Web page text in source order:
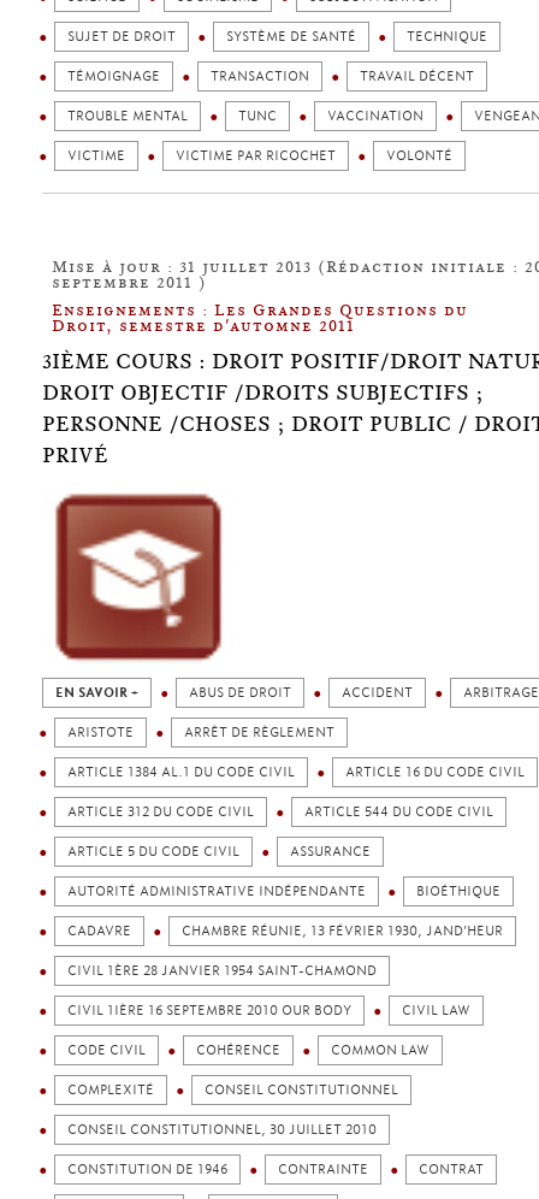
SUJET DE DROIT SYSTÈME DE SANTÉ TECHNIQUE
TÉMOIGNAGE TRANSACTION TRAVAIL DÉCENT
TROUBLE MENTAL TUNC VACCINATION
VICTIME VICTIME PAR RICOCHET VOLONTÉ
Mise à jour : 31 juillet 2013 (Rédaction initiale :
septembre 2011 )
Enseignements : Les Grandes Questions du
Droit, semestre d'automne 2011
3IÈME COURS : DROIT POSITIF/DROIT
DROIT OBJECTIF /DROITS SUBJECTIFS ;
PERSONNE /CHOSES ; DROIT PUBLIC /
PRIVÉ
EN SAVOIR + ABUS DE DROIT ACCIDENT ARBITRAGE
ARISTOTE ARRÊT DE RÈGLEMENT
ARTICLE 1384 AL.1 DU CODE CIVIL ARTICLE 16 DU CODE CIVIL
ARTICLE 312 DU CODE CIVIL ARTICLE 544 DU CODE CIVIL
ARTICLE 5 DU CODE CIVIL ASSURANCE
AUTORITÉ ADMINISTRATIVE INDÉPENDANTE BIOÉTHIQUE
CADAVRE CHAMBRE RÉUNIE, 13 FÉVRIER 1930, JAND’HEUR
CIVIL 1ÈRE 28 JANVIER 1954 SAINT-CHAMOND
CIVIL 1IÈRE 16 SEPTEMBRE 2010 OUR BODY CIVIL LAW
CODE CIVIL COHÉRENCE COMMON LAW
COMPLEXITÉ CONSEIL CONSTITUTIONNEL
CONSEIL CONSTITUTIONNEL, 30 JUILLET 2010
CONSTITUTION DE 1946 CONTRAINTE CONTRAT